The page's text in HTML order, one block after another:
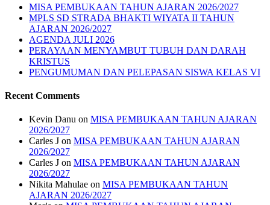
MISA PEMBUKAAN TAHUN AJARAN 2026/2027
MPLS SD STRADA BHAKTI WIYATA II TAHUN
AJARAN 2026/2027
AGENDA JULI 2026
PERAYAAN MENYAMBUT TUBUH DAN DARAH
KRISTUS
PENGUMUMAN DAN PELEPASAN SISWA KELAS VI
Recent Comments
Kevin Danu on MISA PEMBUKAAN TAHUN AJARAN
2026/2027
Carles J on MISA PEMBUKAAN TAHUN AJARAN
2026/2027
Carles J on MISA PEMBUKAAN TAHUN AJARAN
2026/2027
Nikita Mahulae on MISA PEMBUKAAN TAHUN
AJARAN 2026/2027